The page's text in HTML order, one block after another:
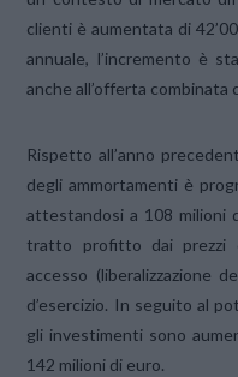
clienti è aumentata di
annuale, l’incremento è
anche all’offerta combinata
Rispetto all’anno
degli ammortamenti è
attestandosi a 108 milioni
tratto profitto dai prezzi
accesso (liberalizzazione
d’esercizio. In seguito al
gli investimenti sono
142 milioni di euro.